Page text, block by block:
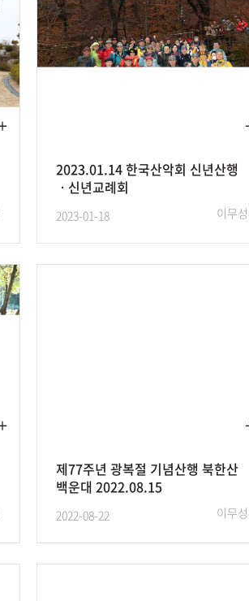
2023.01.14 한국산악회 신년산행
ㆍ신년교례회
2023-01-18 이무성
제77주년 광복절 기념산행 북한산
백운대 2022.08.15
2022-08-22 이무성